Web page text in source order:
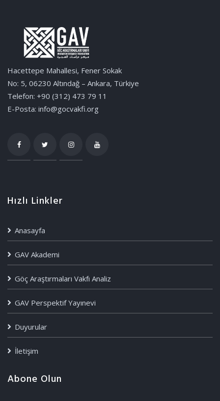
Hacettepe Mahallesi, Fener Sokak
No: 5, 06230 Altındağ – Ankara, Türkiye
Telefon: +90 (312) 473 79 11
E-Posta: info@gocvakfi.org
Hızlı Linkler
Anasayfa
GAV Akademi
Göç Araştırmaları Vakfı Analiz
GAV Perspektif Yayınevi
Duyurular
İletişim
Abone Olun